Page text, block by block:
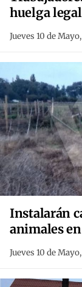
huelga legal
Jueves 10 de
Instalarán
animales
Jueves 10 de